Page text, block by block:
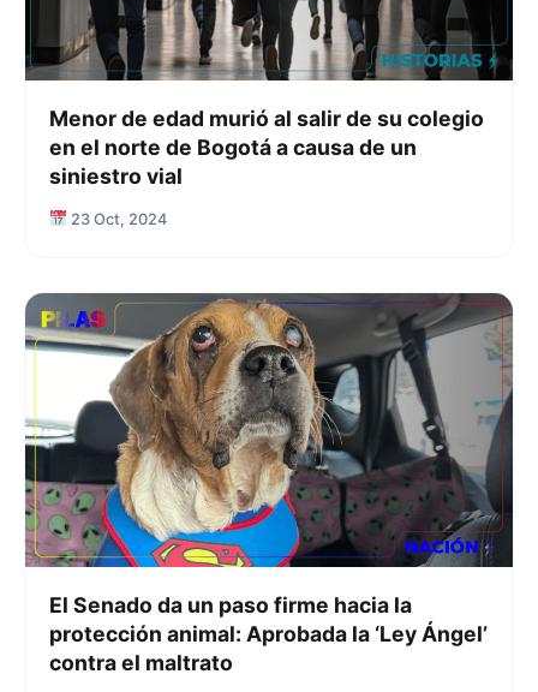
Menor de edad murió al salir de su colegio
en el norte de Bogotá a causa de un
siniestro vial
23 Oct, 2024
El Senado da un paso firme hacia la
protección animal: Aprobada la ‘Ley Ángel’
contra el maltrato